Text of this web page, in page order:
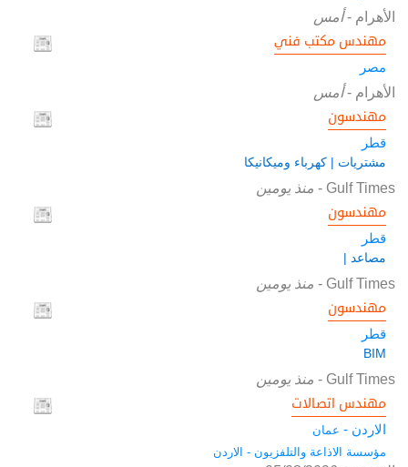
الأهرام -أمس
مهندس مكتب فني
مصر
الأهرام -أمس
مهندسون
قطر
مشتريات | كهرباء وميكانيكا
Gulf Times
- منذ يومين
مهندسون
قطر
مصاعد |
Gulf Times
- منذ يومين
مهندسون
قطر
BIM
Gulf Times
- منذ يومين
مهندس اتصالات
الاردن - عمان
مؤسسة الاذاعة والتلفزيون - الاردن